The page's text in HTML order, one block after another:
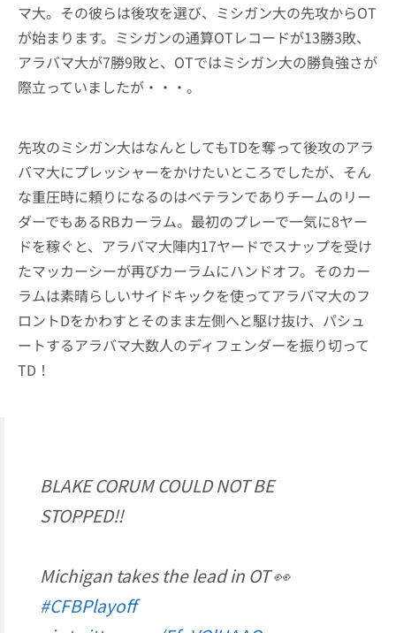
マ大。その彼らは後攻を選び、ミシガン大の先攻からOT
が始まります。ミシガンの通算OTレコードが13勝3敗、
アラバマ大が7勝9敗と、OTではミシガン大の勝負強さが
際立っていましたが・・・。
先攻のミシガン大はなんとしてもTDを奪って後攻のアラ
バマ大にプレッシャーをかけたいところでしたが、そん
な重圧時に頼りになるのはベテランでありチームのリー
ダーでもあるRBカーラム。最初のプレーで一気に8ヤー
ドを稼ぐと、アラバマ大陣内17ヤードでスナップを受け
たマッカーシーが再びカーラムにハンドオフ。そのカー
ラムは素晴らしいサイドキックを使ってアラバマ大のフ
ロントDをかわすとそのまま左側へと駆け抜け、パシュ
ートするアラバマ大数人のディフェンダーを振り切って
TD！
BLAKE CORUM COULD NOT BE
STOPPED‼️
Michigan takes the lead in OT 👀
#CFBPlayoff